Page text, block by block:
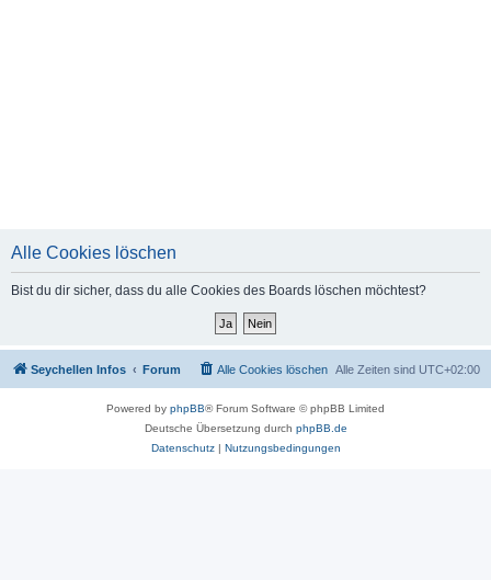
Alle Cookies löschen
Bist du dir sicher, dass du alle Cookies des Boards löschen möchtest?
Seychellen Infos Forum Alle Zeiten sind UTC+02:00
Alle Cookies löschen
Powered by phpBB® Forum Software © phpBB Limited
Deutsche Übersetzung durch phpBB.de
Datenschutz| Nutzungsbedingungen